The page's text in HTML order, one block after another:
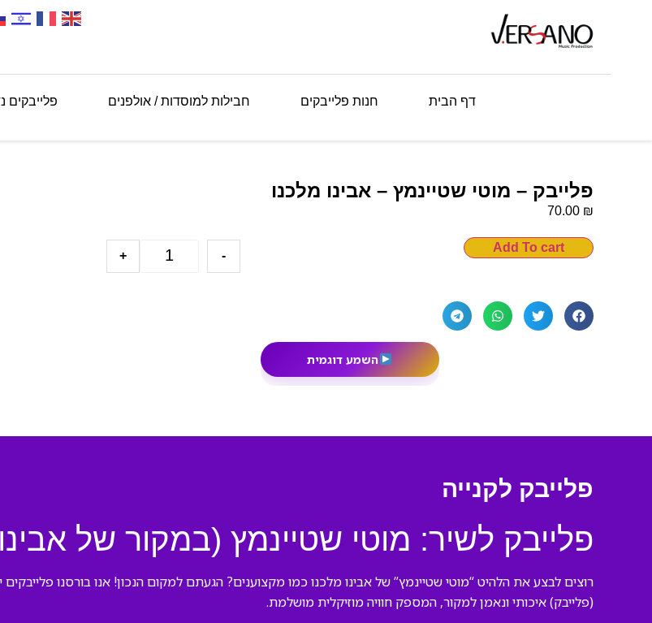
דף הבית חנות פלייבקים חבילות למוסדות / אולפנים פלייבקים
פלייבק – מוטי שטיינמץ – אבינו מלכנו
70.00 ₪
-
+
Add To cart
השמע דוגמית
פלייבק לקנייה
פלייבק לשיר: מוטי שטיינמץ (במקור של
רוצים לבצע את הלהיט “מוטי שטיינמץ” של אבינו מלכנו כמו מקצוענים? הגעתם למקום הנכון! אנו בורסנו פלייבקים
(פלייבק) איכותי ונאמן למקור, המספק חוויה מוזיקלית מושלמת.